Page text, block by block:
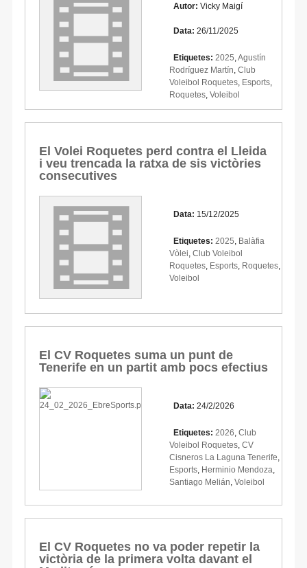
Autor: Vicky Maigí
Data: 26/11/2025
Etiquetes: 2025 Agustín
Rodríguez Martín Club
Voleibol Roquetes Esports
Roquetes Voleibol
El Volei Roquetes perd contra el Lleida
i veu trencada la ratxa de sis victòries
consecutives
Data: 15/12/2025
Etiquetes: 2025 Balàfia
Vòlei Club Voleibol
Roquetes Esports Roquetes
Voleibol
El CV Roquetes suma un punt de
Tenerife en un partit amb pocs efectius
Data: 24/2/2026
Etiquetes: 2026 Club
Voleibol Roquetes CV
Cisneros La Laguna Tenerife
Esports Herminio Mendoza
Santiago Melián Voleibol
El CV Roquetes no va poder repetir la
victòria de la primera volta davant el